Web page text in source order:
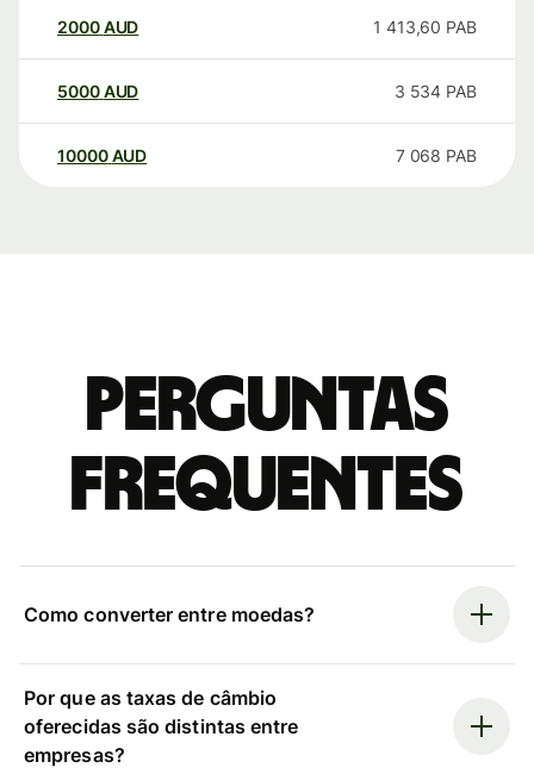
2000AUD 1 413,60 PAB
5000AUD 3 534 PAB
10000 AUD 7 068 PAB
Perguntas
frequentes
Como converter entre moedas?
Por que as taxas de câmbio
oferecidas são distintas entre
empresas?